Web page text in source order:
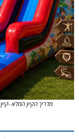
מדריך הקיץ המלא -קיץ 2026 במדבריום עם מתחמים חדשים. צילום: